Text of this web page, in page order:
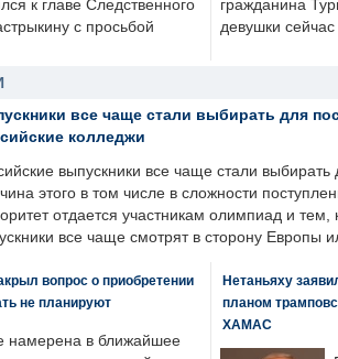
к главе Следственного
с просьбой
гражданина
девушки
все чаще стали выбирать для
колледжи
выпускники все чаще стали
этого в том числе в сложности
отдается участникам олимпиад и тем,
все чаще смотрят в сторону Европы
вопрос о приобретении
не планируют
намерена в ближайшее
Нетаньяху
планом
ХАМАС